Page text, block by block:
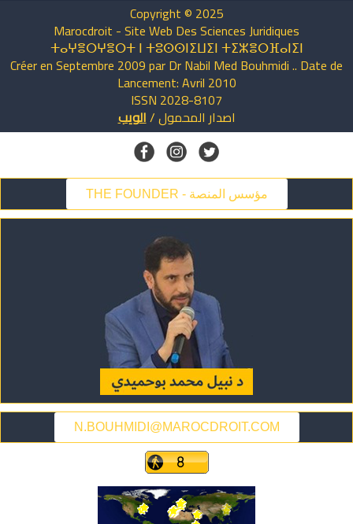
Copyright © 2025
Marocdroit - Site Web Des Sciences Juridiques
ⵜⴰⵖⴻⵔⵖⴻⵔⵜ ⵏ ⵜⵓⵙⵙⵏⵉⵡⵉⵏ ⵜⵉⵣⴻⵔⴼⴰⵏⵉⵏ
Créer en Septembre 2009 par Dr Nabil Med Bouhmidi .. Date de
Lancement: Avril 2010
ISSN 2028-8107
اصدار المحمول/الويب
THE FOUNDER - مؤسس المنصة
N.BOUHMIDI@MAROCDROIT.COM